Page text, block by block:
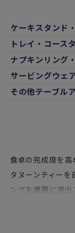
ケーキスタンド
トレイ・コース
ナプキンリング
サービングウェ
その他テーブル
食卓の完成度を
タヌーンティー
ングを優雅に演